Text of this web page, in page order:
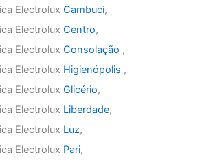
ElectroluxCambuci,
ElectroluxCentro,
ElectroluxConsolação ,
Electrolux Higienópolis ,
ElectroluxGlicério,
Electrolux Liberdade,
Electrolux Luz,
Electrolux Pari,